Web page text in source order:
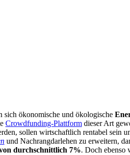
sich ökonomische und ökologische
Crowdfunding-Plattform dieser Art
sollen wirtschaftlich rentabel sein
und Nachrangdarlehen zu erweitern,
durchschnittlich 7%. Doch ebenso